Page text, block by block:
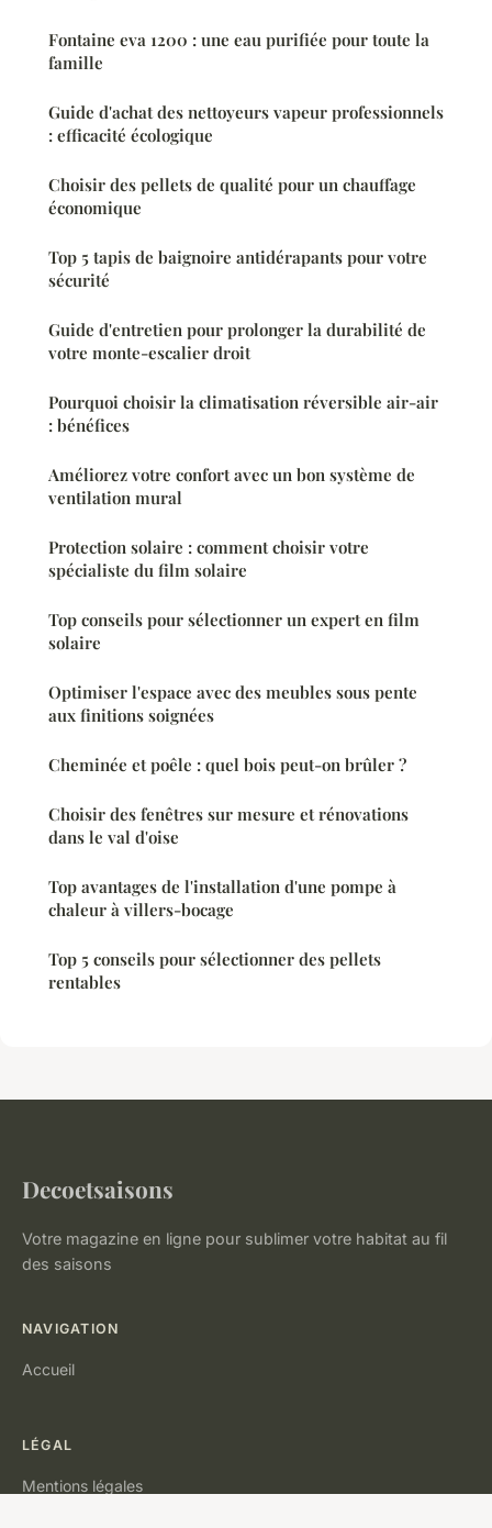
Fontaine eva 1200 : une eau purifiée pour toute la
famille
Guide d'achat des nettoyeurs vapeur professionnels
: efficacité écologique
Choisir des pellets de qualité pour un chauffage
économique
Top 5 tapis de baignoire antidérapants pour votre
sécurité
Guide d'entretien pour prolonger la durabilité de
votre monte-escalier droit
Pourquoi choisir la climatisation réversible air-air
: bénéfices
Améliorez votre confort avec un bon système de
ventilation mural
Protection solaire : comment choisir votre
spécialiste du film solaire
Top conseils pour sélectionner un expert en film
solaire
Optimiser l'espace avec des meubles sous pente
aux finitions soignées
Cheminée et poêle : quel bois peut-on brûler ?
Choisir des fenêtres sur mesure et rénovations
dans le val d'oise
Top avantages de l'installation d'une pompe à
chaleur à villers-bocage
Top 5 conseils pour sélectionner des pellets
rentables
Decoetsaisons
Votre magazine en ligne pour sublimer votre habitat au fil
des saisons
NAVIGATION
Accueil
LÉGAL
Mentions légales